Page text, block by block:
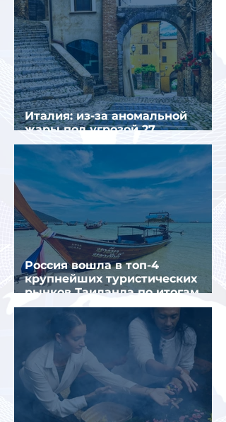
Италия: из-за аномальной
жары под угрозой 27
крупнейших городов
Россия вошла в топ-4
крупнейших туристических
рынков Таиланда по итогам
семи месяцев 2026 года